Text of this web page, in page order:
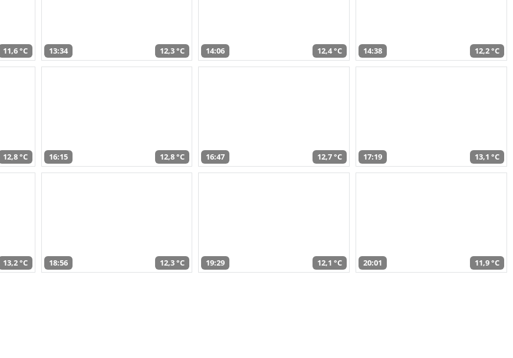
11,6 °C 13:34 12,3 °C 14:06 12,4 °C 14:38 12,2 °C
12,8 °C 16:15 12,8 °C 16:47 12,7 °C 17:19 13,1 °C
13,2 °C 18:56 12,3 °C 19:29 12,1 °C 20:01 11,9 °C